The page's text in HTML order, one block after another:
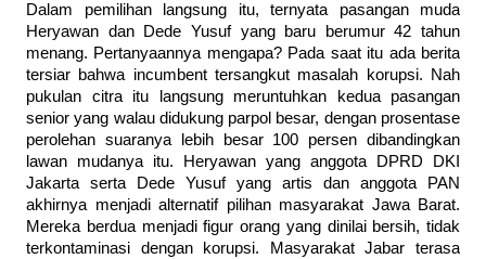
Dalam pemilihan langsung itu, ternyata pasangan muda
Heryawan dan Dede Yusuf yang baru berumur 42 tahun
menang. Pertanyaannya mengapa? Pada saat itu ada berita
tersiar bahwa incumbent tersangkut masalah korupsi. Nah
pukulan citra itu langsung meruntuhkan kedua pasangan
senior yang walau didukung parpol besar, dengan prosentase
perolehan suaranya lebih besar 100 persen dibandingkan
lawan mudanya itu. Heryawan yang anggota DPRD DKI
Jakarta serta Dede Yusuf yang artis dan anggota PAN
akhirnya menjadi alternatif pilihan masyarakat Jawa Barat.
Mereka berdua menjadi figur orang yang dinilai bersih, tidak
terkontaminasi dengan korupsi. Masyarakat Jabar terasa